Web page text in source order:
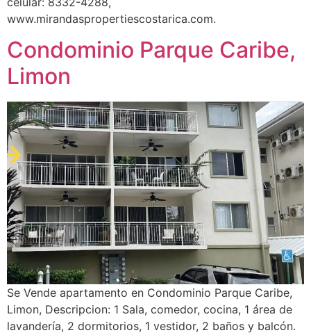
www.mirandaspropertiescostarica.com.
Condominio Parque Caribe,
Limon
Se Vende apartamento en Condominio Parque Caribe,
Limon, Descripcion: 1 Sala, comedor, cocina, 1 área de
lavandería, 2 dormitorios, 1 vestidor, 2 baños y balcón.